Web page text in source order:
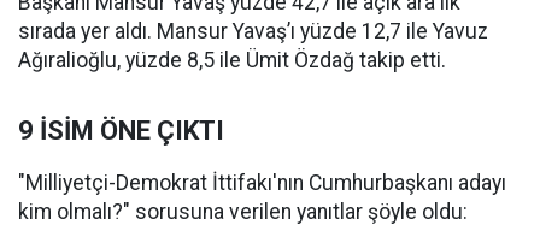
sırada yer aldı. Mansur Yavaş’ı yüzde 12,7 ile Yavuz
Ağıralioğlu, yüzde 8,5 ile Ümit Özdağ takip etti.
9 İSİM ÖNE ÇIKTI
"Milliyetçi-Demokrat İttifakı'nın Cumhurbaşkanı adayı
kim olmalı?" sorusuna verilen yanıtlar şöyle oldu: